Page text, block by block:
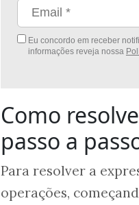
Eu concordo em receber
informações reveja nossa
Como
passo a
Para resolver a
operações,